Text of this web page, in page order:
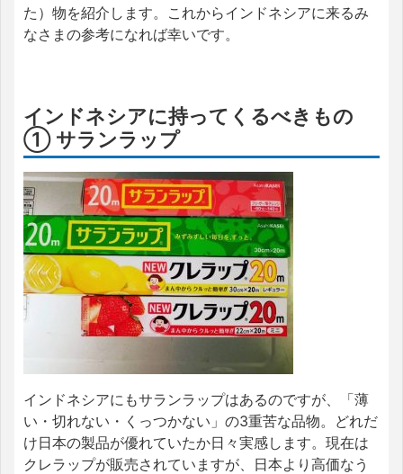
た）物を紹介します。これからインドネシアに来るみ
なさまの参考になれば幸いです。
インドネシアに持ってくるべきもの
① サランラップ
インドネシアにもサランラップはあるのですが、「薄
い・切れない・くっつかない」の3重苦な品物。どれだ
け日本の製品が優れていたか日々実感します。現在は
クレラップが販売されていますが、日本より高価なう